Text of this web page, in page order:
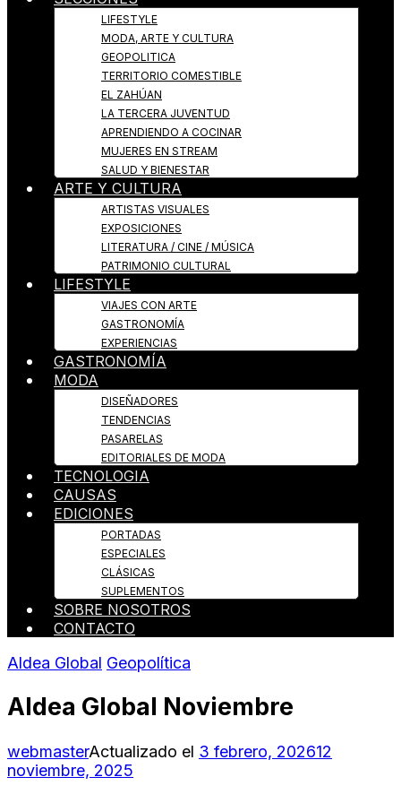
LIFESTYLE
MODA, ARTE Y CULTURA
GEOPOLITICA
TERRITORIO COMESTIBLE
EL ZAHÚAN
LA TERCERA JUVENTUD
APRENDIENDO A COCINAR
MUJERES EN STREAM
SALUD Y BIENESTAR
ARTE Y CULTURA
ARTISTAS VISUALES
EXPOSICIONES
LITERATURA / CINE / MÚSICA
PATRIMONIO CULTURAL
LIFESTYLE
VIAJES CON ARTE
GASTRONOMÍA
EXPERIENCIAS
GASTRONOMÍA
MODA
DISEÑADORES
TENDENCIAS
PASARELAS
EDITORIALES DE MODA
TECNOLOGIA
CAUSAS
EDICIONES
PORTADAS
ESPECIALES
CLÁSICAS
SUPLEMENTOS
SOBRE NOSOTROS
CONTACTO
Aldea Global Geopolítica
Aldea Global Noviembre
webmasterActualizado el 3 febrero, 202612
noviembre, 2025